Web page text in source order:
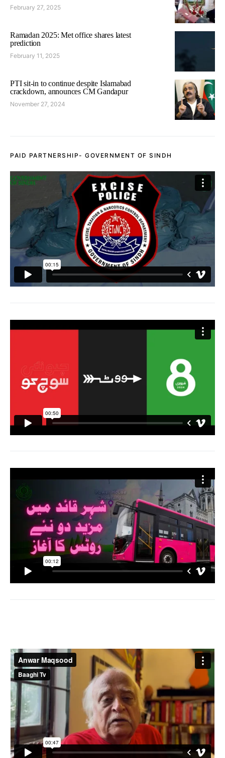
February 27, 2025
Ramadan 2025: Met office shares latest
prediction
February 11, 2025
PTI sit-in to continue despite Islamabad
crackdown, announces CM Gandapur
November 27, 2024
PAID PARTNERSHIP- GOVERNMENT OF SINDH